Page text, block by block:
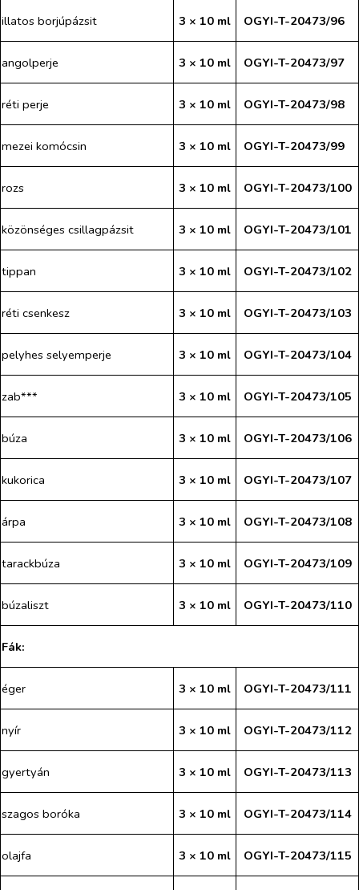
illatos borjúpázsit 3 × 10 ml OGYI-T-20473/96
angolperje 3 × 10 ml OGYI-T-20473/97
réti perje 3 × 10 ml OGYI-T-20473/98
mezei komócsin 3 × 10 ml OGYI-T-20473/99
rozs 3 × 10 ml OGYI-T-20473/100
közönséges csillagpázsit 3 × 10 ml OGYI-T-20473/101
tippan 3 × 10 ml OGYI-T-20473/102
réti csenkesz 3 × 10 ml OGYI-T-20473/103
pelyhes selyemperje 3 × 10 ml OGYI-T-20473/104
zab*** 3 × 10 ml OGYI-T-20473/105
búza 3 × 10 ml OGYI-T-20473/106
kukorica 3 × 10 ml OGYI-T-20473/107
árpa 3 × 10 ml OGYI-T-20473/108
tarackbúza 3 × 10 ml OGYI-T-20473/109
búzaliszt 3 × 10 ml OGYI-T-20473/110
Fák:
éger 3 × 10 ml OGYI-T-20473/111
nyír 3 × 10 ml OGYI-T-20473/112
gyertyán 3 × 10 ml OGYI-T-20473/113
szagos boróka 3 × 10 ml OGYI-T-20473/114
olajfa 3 × 10 ml OGYI-T-20473/115